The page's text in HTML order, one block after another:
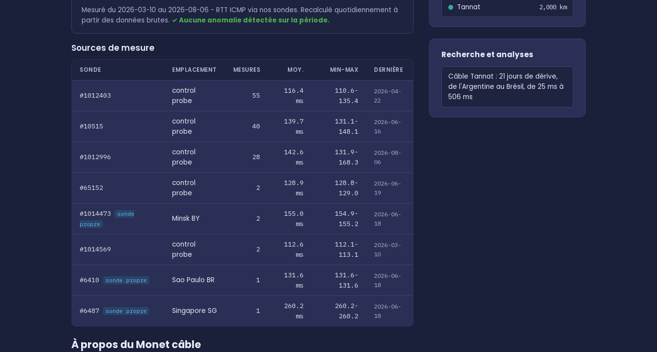
Mesuré du 2026-03-10 au 2026-08-06 - RTT ICMP via nos sondes. Recalculé quotidiennement à
partir des données brutes. ✓ Aucune anomalie détectée sur la période.
Sources de mesure
SONDE EMPLACEMENT MESURES MOY. MIN-MAX DERNIÈRE
#1012403
control
probe
55
116.4
ms
110.6-
135.4
2026-04-
22
#10515
control
probe
40
139.7
ms
131.1-
148.1
2026-06-
16
#1012996
control
probe
28
142.6
ms
131.9-
168.3
2026-08-
06
#65152
control
probe
2
128.9
ms
128.8-
129.0
2026-06-
19
#1014473
sonde
propre
Minsk BY 2
155.0
ms
154.9-
155.2
2026-06-
18
#1014569
control
probe
2
112.6
ms
112.1-
113.1
2026-03-
10
#6410 sonde propre Sao Paulo BR 1
131.6
ms
131.6-
131.6
2026-06-
18
#6487 sonde propre Singapore SG 1
260.2
ms
260.2-
260.2
2026-06-
18
À propos du Monet câble
Tannat 2,000 km
Recherche et analyses
Câble Tannat : 21 jours de dérive,
de l'Argentine au Brésil, de 25 ms à
506 ms